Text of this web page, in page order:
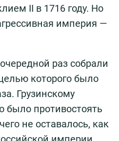
II в 1716 году. Но
империя —
раз собрали
которого было
Грузинскому
было противостоять
не оставалось, как